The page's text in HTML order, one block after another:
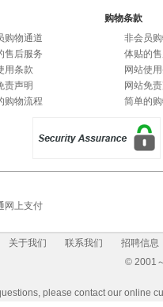
购物通道
售后服务
用条款
责声明
购物流程
购物条款
非会员
体贴的
网站使
网站免
简单的
网上支付
关于我们 联系我们
招聘信息
© 2001
please contact our online